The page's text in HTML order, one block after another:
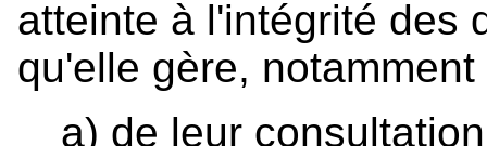
atteinte à l'intégrité des
qu'elle gère,
a) de leur